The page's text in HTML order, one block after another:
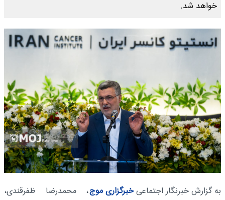
خواهد شد.
به گزارش خبرنگار اجتماعیخبرگزاری موج، محمدرضا ظفرقندی،